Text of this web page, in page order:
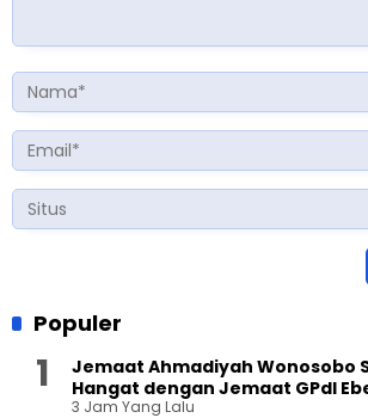
Populer
Jemaat Ahmadiyah Wonosobo
Hangat dengan Jemaat GPdI
3 Jam Yang Lalu